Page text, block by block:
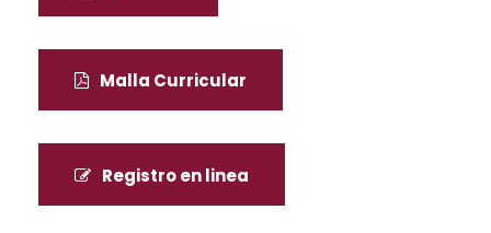
Malla Curricular
Registro en linea